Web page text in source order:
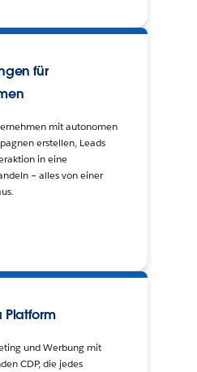
für
mit autonomen
erstellen, Leads
in eine
– alles von einer
Platform
und Werbung mit
CDP, die jedes